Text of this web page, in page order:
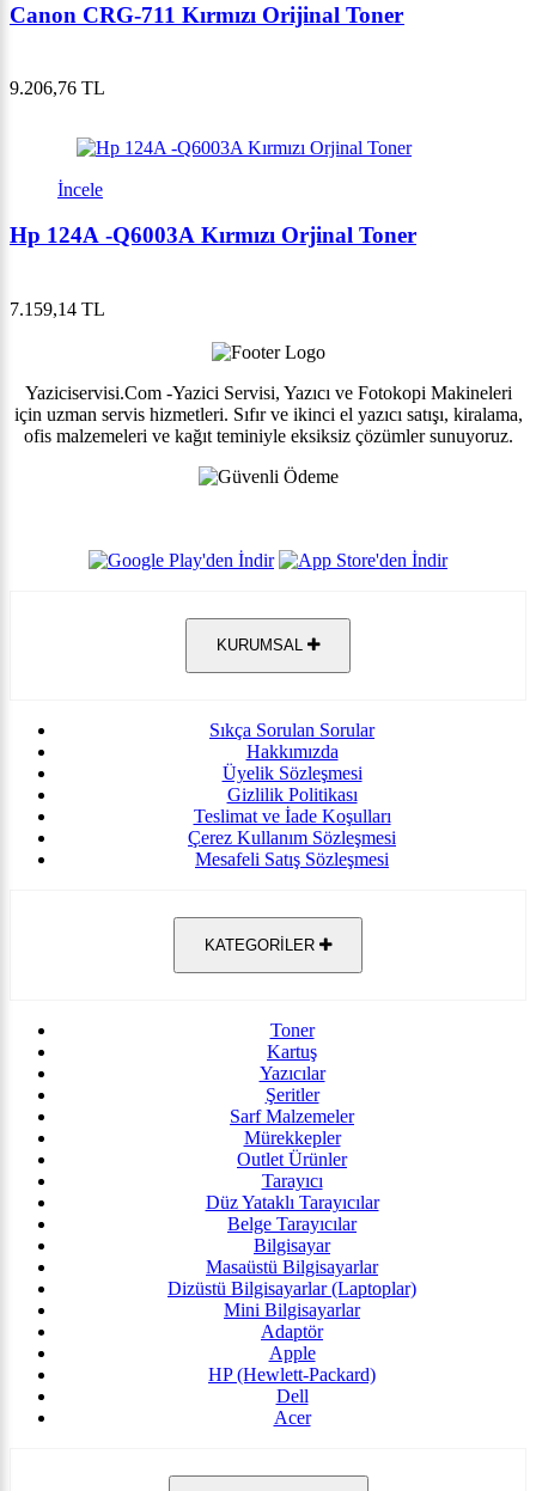
Canon CRG-711 Kırmızı Orijinal Toner
9.206,76 TL
İncele
Hp 124A -Q6003A Kırmızı Orjinal Toner
7.159,14 TL
Yaziciservisi.Com -Yazici Servisi, Yazıcı ve Fotokopi Makineleri
için uzman servis hizmetleri. Sıfır ve ikinci el yazıcı satışı, kiralama,
ofis malzemeleri ve kağıt teminiyle eksiksiz çözümler sunuyoruz.
KURUMSAL
Sıkça Sorulan Sorular
Hakkımızda
Üyelik Sözleşmesi
Gizlilik Politikası
Teslimat ve İade Koşulları
Çerez Kullanım Sözleşmesi
Mesafeli Satış Sözleşmesi
KATEGORİLER
Toner
Kartuş
Yazıcılar
Şeritler
Sarf Malzemeler
Mürekkepler
Outlet Ürünler
Tarayıcı
Düz Yataklı Tarayıcılar
Belge Tarayıcılar
Bilgisayar
Masaüstü Bilgisayarlar
Dizüstü Bilgisayarlar (Laptoplar)
Mini Bilgisayarlar
Adaptör
Apple
HP (Hewlett-Packard)
Dell
Acer